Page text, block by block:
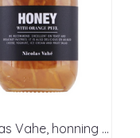
Vahe, honning ...